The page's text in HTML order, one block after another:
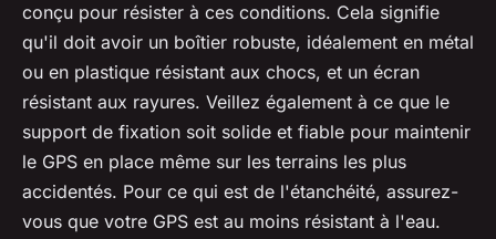
conçu pour résister à ces conditions. Cela signifie
qu'il doit avoir un boîtier robuste, idéalement en métal
ou en plastique résistant aux chocs, et un écran
résistant aux rayures. Veillez également à ce que le
support de fixation soit solide et fiable pour maintenir
le GPS en place même sur les terrains les plus
accidentés. Pour ce qui est de l'étanchéité, assurez-
vous que votre GPS est au moins résistant à l'eau.